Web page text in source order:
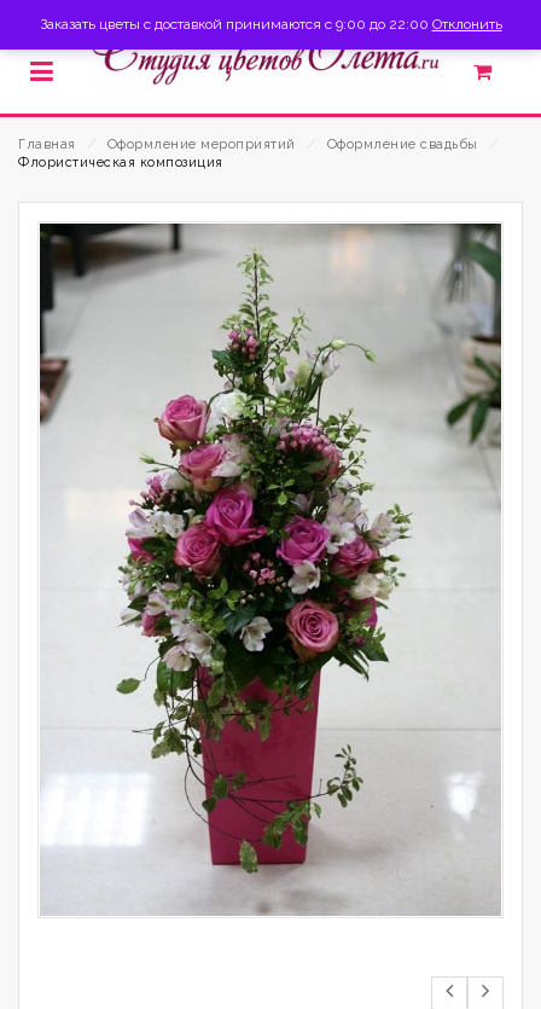
Главная Оформление мероприятий Оформление свадьбы
Флористическая композиция
Заказать цветы с доставкой принимаются с 9:00 до 22:00 Отклонить